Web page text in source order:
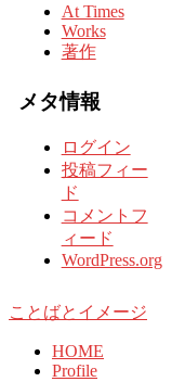
At Times
Works
著作
メタ情報
ログイン
投稿フィー
ド
コメントフ
ィード
WordPress.org
ことばとイメージ
HOME
Profile